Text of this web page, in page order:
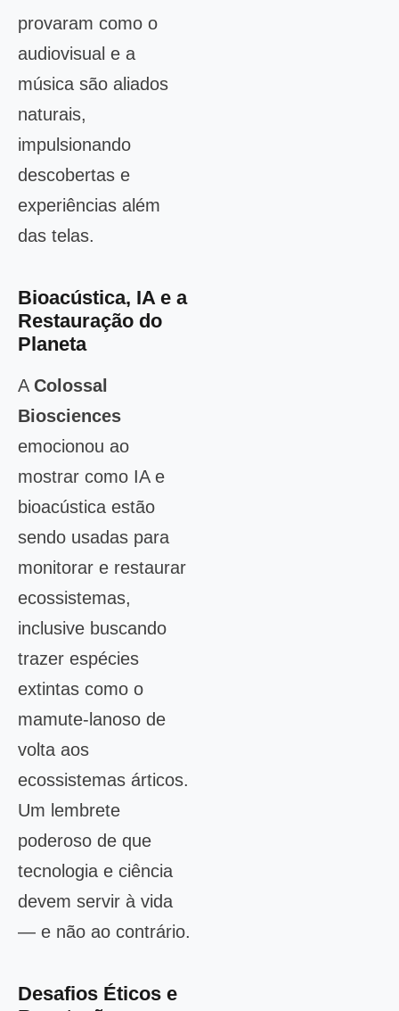
provaram como o
audiovisual e a
música são aliados
naturais,
impulsionando
descobertas e
experiências além
das telas.
Bioacústica, IA e a
Restauração do
Planeta
A Colossal
Biosciences
emocionou ao
mostrar como IA e
bioacústica estão
sendo usadas para
monitorar e restaurar
ecossistemas,
inclusive buscando
trazer espécies
extintas como o
mamute-lanoso de
volta aos
ecossistemas árticos.
Um lembrete
poderoso de que
tecnologia e ciência
devem servir à vida
— e não ao contrário.
Desafios Éticos e